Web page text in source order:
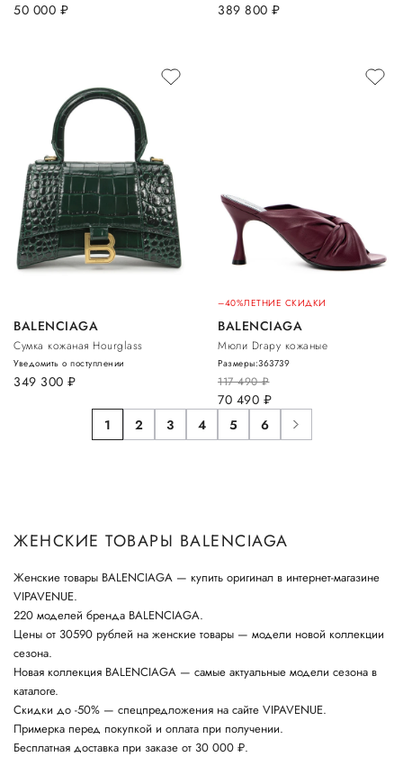
50 000 руб. 389 800 руб.
BALENCIAGA
Сумка кожаная Hourglass
349 300 руб.
Уведомить о поступлении
–40%ЛЕТНИЕ СКИДКИ
BALENCIAGA
Мюли Drapy кожаные
117 490руб.
70 490 руб.
Размеры:363739
1 2 3 4 5 6
ЖЕНСКИЕ ТОВАРЫ BALENCIAGA
Женские товары BALENCIAGA — купить оригинал в интернет-магазине
VIPAVENUE.
220 моделей бренда BALENCIAGA.
Цены от 30590 рублей на женские товары — модели новой коллекции
сезона.
Новая коллекция BALENCIAGA — самые актуальные модели сезона в
каталоге.
Скидки до -50% — спецпредложения на сайте VIPAVENUE.
Примерка перед покупкой и оплата при получении.
Бесплатная доставка при заказе от 30 000 ₽.